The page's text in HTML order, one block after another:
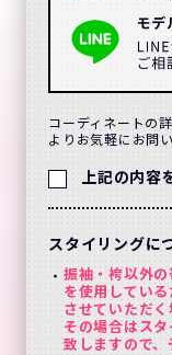
コーディネートの
よりお気軽にお問
上記の内容
スタイリングに
振袖・袴以外
を使用してい
させていただ
その場合はス
致しますので